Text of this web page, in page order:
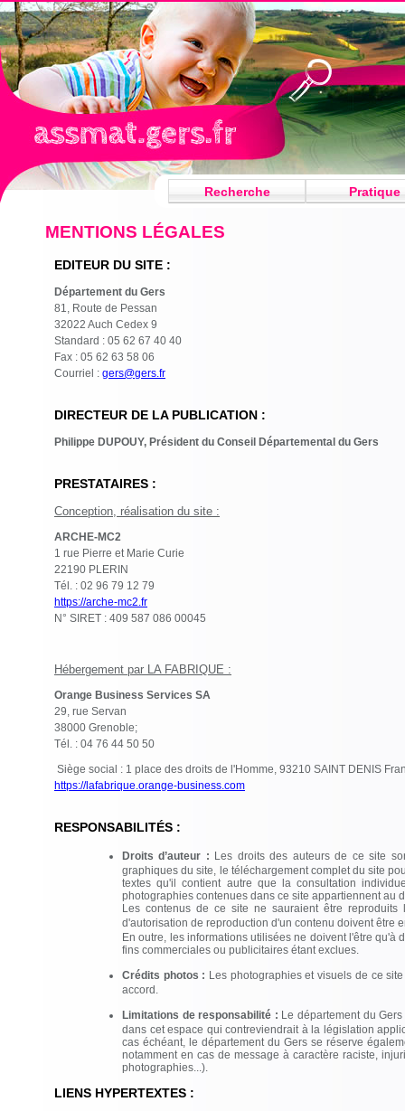
Recherche Pratique
MENTIONS LÉGALES
EDITEUR DU SITE :
Département du Gers
81, Route de Pessan
32022 Auch Cedex 9
Standard : 05 62 67 40 40
Fax : 05 62 63 58 06
Courriel : gers@gers.fr
DIRECTEUR DE LA PUBLICATION :
Philippe DUPOUY, Président du Conseil Départemental du Gers
PRESTATAIRES :
Conception, réalisation du site :
ARCHE-MC2
1 rue Pierre et Marie Curie
22190 PLERIN
Tél. : 02 96 79 12 79
https://arche-mc2.fr
N° SIRET : 409 587 086 00045
Hébergement par LA FABRIQUE :
Orange Business Services SA
29, rue Servan
38000 Grenoble;
Tél. : 04 76 44 50 50
Siège social : 1 place des droits de l'Homme, 93210 SAINT DENIS
https://lafabrique.orange-business.com
RESPONSABILITÉS :
Droits d’auteur : Les droits des auteurs de ce site
graphiques du site, le téléchargement complet du site
textes qu'il contient autre que la consultation
photographies contenues dans ce site appartiennent au
Les contenus de ce site ne sauraient être
d'autorisation de reproduction d'un contenu doivent être
En outre, les informations utilisées ne doivent l'être
fins commerciales ou publicitaires étant exclues.
Crédits photos : Les photographies et visuels de ce
accord.
Limitations de responsabilité : Le département du
dans cet espace qui contreviendrait à la législation
cas échéant, le département du Gers se réserve
notamment en cas de message à caractère raciste,
photographies...).
LIENS HYPERTEXTES :